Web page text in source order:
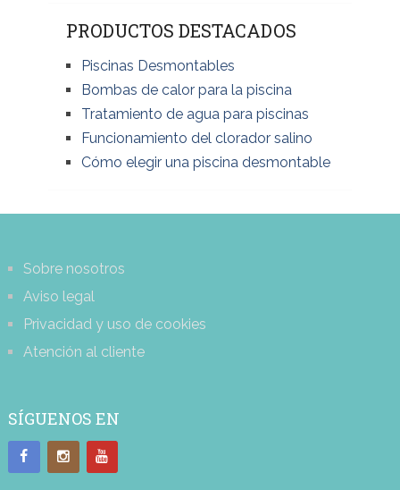
PRODUCTOS DESTACADOS
Piscinas Desmontables
Bombas de calor para la piscina
Tratamiento de agua para piscinas
Funcionamiento del clorador salino
Cómo elegir una piscina desmontable
Sobre nosotros
Aviso legal
Privacidad y uso de cookies
Atención al cliente
SÍGUENOS EN